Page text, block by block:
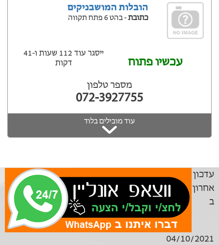
הובלות המושבניקים
כתובת- בהט 6 פתח תקווה
עכשיו פתוח
ייסגר עוד 112 שעות ‫ו-41
דקות
מספר טלפון
072-3927755
עוד מובילים בלוד
עדכון
אחרון
ב
04/10/2021